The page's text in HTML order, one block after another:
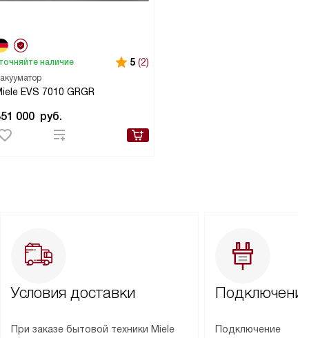
EVS 7010 GRGR
наличие 5 (2)
000 руб.
Условия доставки
При заказе бытовой техники Miele
Подключение